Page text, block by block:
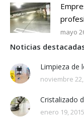
mayo
Noticias
Limpieza de
noviembre
Cristalizado
enero 19, 2015